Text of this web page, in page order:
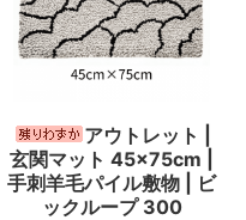
アウトレット |
玄関マット 45×75cm |
手刺羊毛パイル敷物 | ビ
ックループ 300